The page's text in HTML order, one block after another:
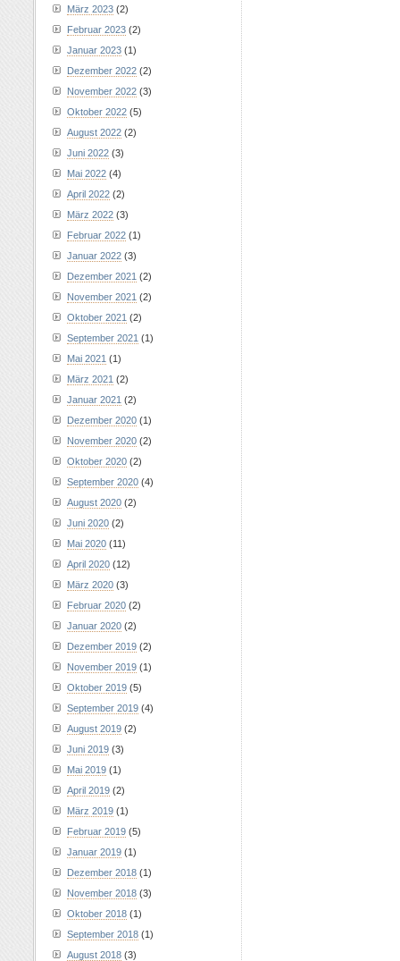
März 2023 (2)
Februar 2023 (2)
Januar 2023 (1)
Dezember 2022 (2)
November 2022 (3)
Oktober 2022 (5)
August 2022 (2)
Juni 2022 (3)
Mai 2022 (4)
April 2022 (2)
März 2022 (3)
Februar 2022 (1)
Januar 2022 (3)
Dezember 2021 (2)
November 2021 (2)
Oktober 2021 (2)
September 2021 (1)
Mai 2021 (1)
März 2021 (2)
Januar 2021 (2)
Dezember 2020 (1)
November 2020 (2)
Oktober 2020 (2)
September 2020 (4)
August 2020 (2)
Juni 2020 (2)
Mai 2020 (11)
April 2020 (12)
März 2020 (3)
Februar 2020 (2)
Januar 2020 (2)
Dezember 2019 (2)
November 2019 (1)
Oktober 2019 (5)
September 2019 (4)
August 2019 (2)
Juni 2019 (3)
Mai 2019 (1)
April 2019 (2)
März 2019 (1)
Februar 2019 (5)
Januar 2019 (1)
Dezember 2018 (1)
November 2018 (3)
Oktober 2018 (1)
September 2018 (1)
August 2018 (3)